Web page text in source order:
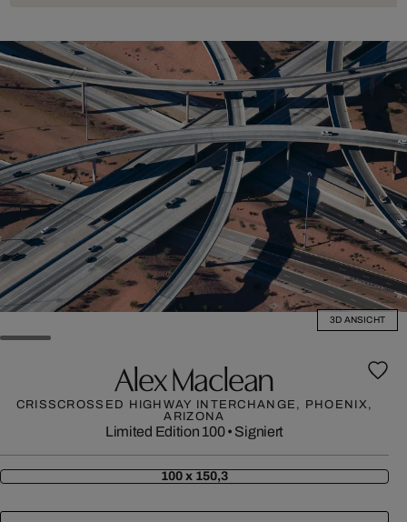
3D ANSICHT
Alex Maclean
CRISSCROSSED HIGHWAY INTERCHANGE, PHOENIX,
ARIZONA
Limited Edition 100• Signiert
100 x 150,3